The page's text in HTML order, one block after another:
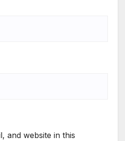
and website in this